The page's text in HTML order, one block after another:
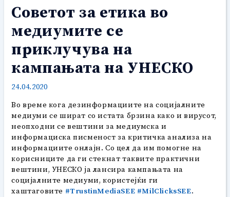
Советот за етика во
медиумите се
приклучува на
кампањата на УНЕСКО
24.04.2020
Во време кога дезинформациите на социјалните
медиуми се шират со истата брзина како и вирусот,
неопходни се вештини за медиумска и
информациска писменост за критичка анализа на
информациите онлајн. Со цел да им помогне на
корисниците да ги стекнат таквите практични
вештини, УНЕСКО ја лансира кампањата на
социјалните медиуми, користејќи ги
хаштаговите #TrustinMediaSEE #MilClicksSEE.